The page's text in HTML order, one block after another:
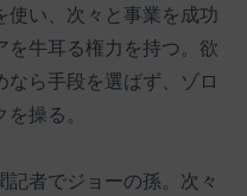
使い、次々と事業を成功
を牛耳る権力を持つ。欲
なら手段を選ばず、ゾロ
操る。
記者でジョーの孫。次々